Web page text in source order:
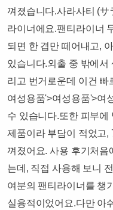
껴졌습니다.​사라사티 (サ
라이너에요.팬티라이너
되면 한 겹만 떼어내고,
있습니다.​외출 중 밖에서
리고 번거로운데 이건 빠
여성용품'>여성용품'>여
수 있습니다.또한 피부에
제품이라 부담이 적었고,
껴졌어요.​ 사용 후기처음
는데, 직접 사용해 보니
여분의 팬티라이너를 챙
실용적이었어요.​다만 아